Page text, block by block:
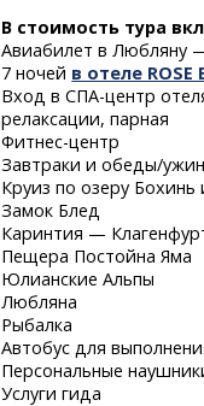
В стоимость тура
Авиабилет в Любляну
7 ночей в отеле ROSE
Входв СПА-центр
релаксации, парная
Фитнес-центр
Завтраки и обеды/
Круиз по озеру
Замок Блед
Каринтия —
Пещера Постойна Яма
Юлианские Альпы
Любляна
Рыбалка
Автобус для
Персональные
Услуги гида